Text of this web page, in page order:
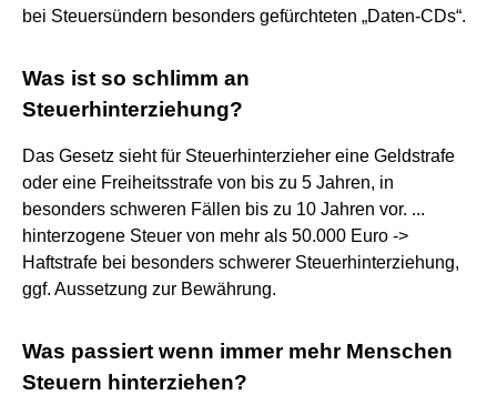
bei Steuersündern besonders gefürchteten „Daten-CDs“.
Was ist so schlimm an
Steuerhinterziehung?
Das Gesetz sieht für Steuerhinterzieher eine Geldstrafe
oder eine Freiheitsstrafe von bis zu 5 Jahren, in
besonders schweren Fällen bis zu 10 Jahren vor. ...
hinterzogene Steuer von mehr als 50.000 Euro ->
Haftstrafe bei besonders schwerer Steuerhinterziehung,
ggf. Aussetzung zur Bewährung.
Was passiert wenn immer mehr Menschen
Steuern hinterziehen?